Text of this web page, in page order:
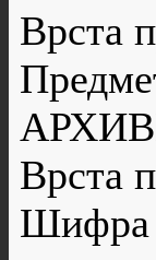
Врста
Врста
Шифра